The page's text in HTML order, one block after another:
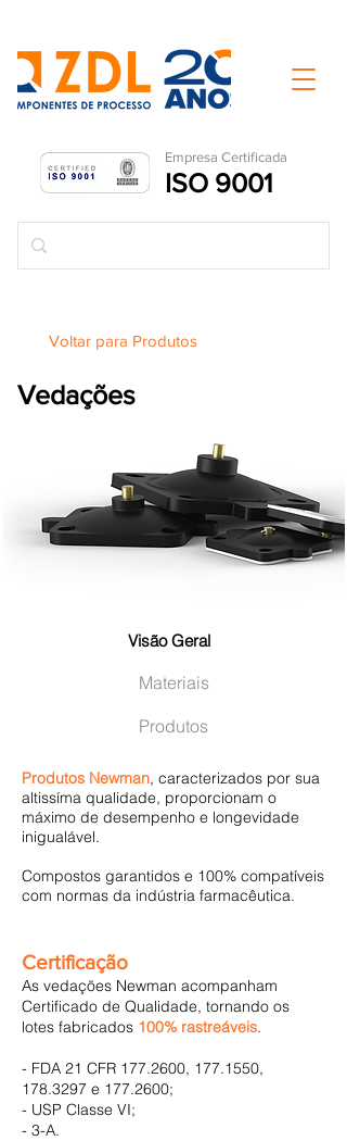
Empresa Certificada
ISO 9001
Voltar para Produtos
Vedações
Visão Geral
Materiais
Produtos
Produtos Newman, caracterizados por sua
altissíma qualidade, proporcionam o
máximo de desempenho e longevidade
inigualável.
Compostos garantidos e 100% compatíveis
com normas da indústria farmacêutica.
Certificação
As vedações Newman acompanham
Certificado de Qualidade, tornando os
lotes fabricados 100% rastreáveis.
- FDA 21 CFR 177.2600, 177.1550,
178.3297 e 177.2600;
- USP Classe VI;
- 3-A.